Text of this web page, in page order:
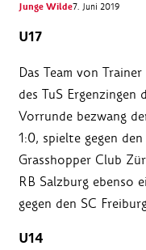
Junge Wilde7. Juni 2019
U17
Das Team von
des TuS
Vorrunde bezwang
1:0, spielte gegen
Grasshopper Club
RB Salzburg ebenso
gegen den SC
U14